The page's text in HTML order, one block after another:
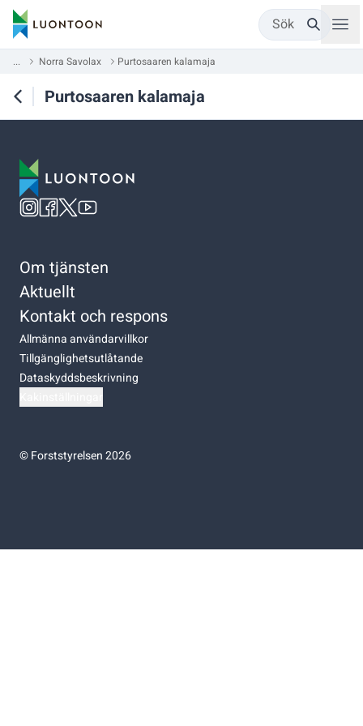
Sök
... Norra Savolax Purtosaaren kalamaja
Purtosaaren kalamaja
Om tjänsten
Aktuellt
Kontakt och respons
Allmänna användarvillkor
Tillgänglighetsutlåtande
Dataskyddsbeskrivning
©Forststyrelsen 2026